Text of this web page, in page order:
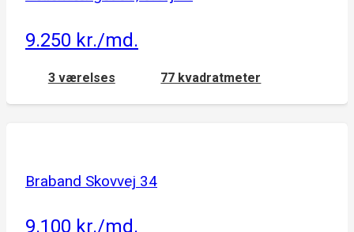
9.250 kr./md.
3 værelses 77 kvadratmeter
Braband Skovvej 34
9.100 kr./md.